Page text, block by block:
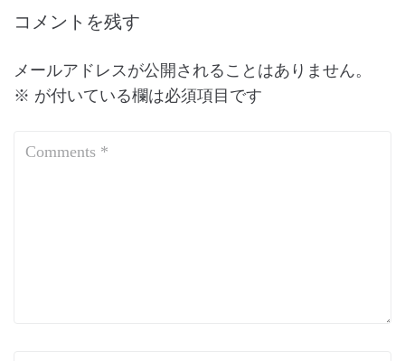
コメントを残す
メールアドレスが公開されることはありません。
※ が付いている欄は必須項目です